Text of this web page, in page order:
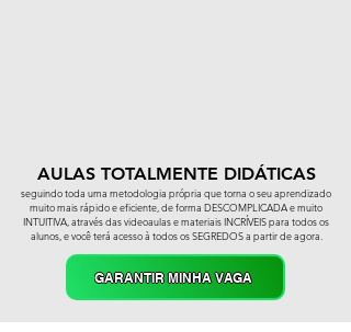
AULAS TOTALMENTE DIDÁTICAS
seguindo toda uma metodologia própria que torna o seu aprendizado
muito mais rápido e eficiente, de forma DESCOMPLICADA e muito
INTUITIVA, através das videoaulas e materiais INCRÍVEIS para todos os
alunos, e você terá acesso à todos os SEGREDOS a partir de agora.
GARANTIR MINHA VAGA